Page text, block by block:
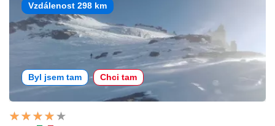
Vzdálenost 298 km
Byl jsem tam Chci tam